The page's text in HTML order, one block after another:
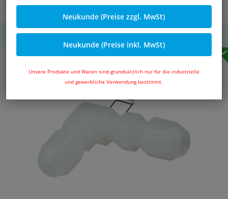
Neukunde (Preise zzgl. MwSt)
Neukunde (Preise inkl. MwSt)
Unsere Produkte und Waren sind grundsätzlich nur für die industrielle
und gewerbliche Verwendung bestimmt.
Andere Varianten des Artikels
MwSt.